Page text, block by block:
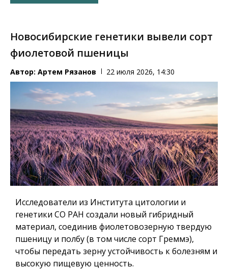
Новосибирские генетики вывели сорт
фиолетовой пшеницы
Автор: Артем Рязанов 22 июля 2026, 14:30
Исследователи из Института цитологии и
генетики СО РАН создали новый гибридный
материал, соединив фиолетовозерную твердую
пшеницу и полбу (в том числе сорт Греммэ),
чтобы передать зерну устойчивость к болезням и
высокую пищевую ценность.